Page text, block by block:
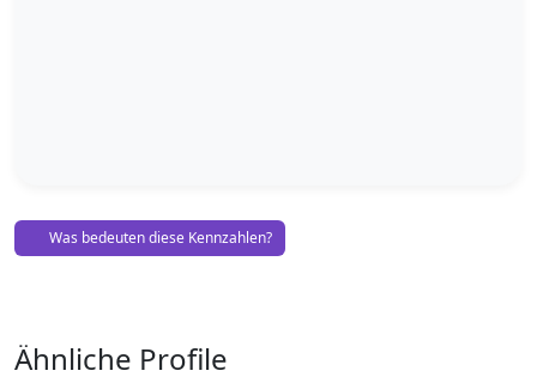
Was bedeuten diese Kennzahlen?
Ähnliche Profile